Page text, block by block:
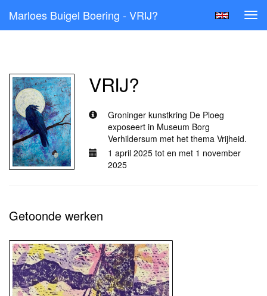
Marloes Buigel Boering - VRIJ?
VRIJ?
Groninger kunstkring De Ploeg
exposeert in Museum Borg
Verhildersum met het thema Vrijheid.
1 april 2025 tot en met 1 november
2025
Getoonde werken